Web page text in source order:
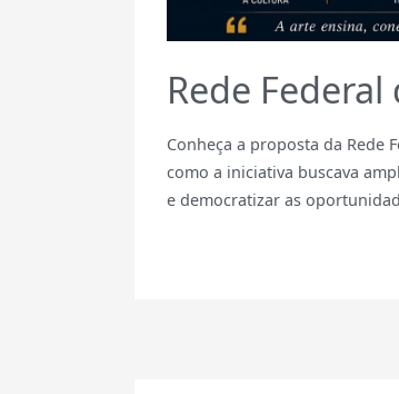
Rede
Conheça a proposta da Rede
como a iniciativa buscava
e democratizar as